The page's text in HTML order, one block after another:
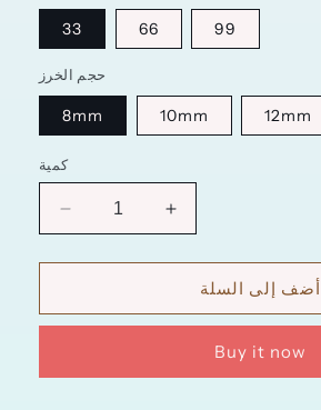
33 66 99
حجم الخرز
8mm 10mm 12mm
كمية
ل
العقيق
زيادة
ل
سبحة
العقيق
الأسود
أضف إلى السلة
Buy it now